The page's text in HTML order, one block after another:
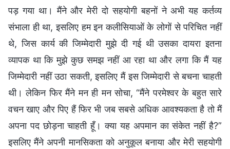
पड़ गया था। मैंने और मेरी दो सहयोगी बहनों ने अभी यह कर्तव्य
संभाला ही था, इसलिए हम इन कलीसियाओं के लोगों से परिचित नहीं
थे, जिस कार्य की जिम्मेदारी मुझे दी गई थी उसका दायरा इतना
व्यापक था कि मुझे कुछ समझ नहीं आ रहा था और लगा कि मैं यह
जिम्मेदारी नहीं उठा सकती, इसलिए मैं इस जिम्मेदारी से बचना चाहती
थी। लेकिन फिर मैंने मन ही मन सोचा, “मैंने परमेश्वर के बहुत सारे
वचन खाए और पिए हैं फिर भी जब सबसे अधिक आवश्यकता है तो मैं
अपना पद छोड़ना चाहती हूँ। क्या यह अपमान का संकेत नहीं है?”
इसलिए मैंने अपनी मानसिकता को अनुकूल बनाया और मेरी सहयोगी